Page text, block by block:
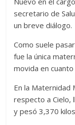
secretario de
un breve diálogo.
Como suele
fue la única
movida en
En la Maternidad
respecto a Cielo,
y pesó 3,370